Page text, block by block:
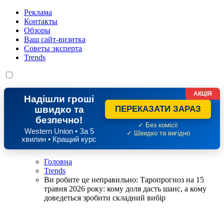
Реклама
Контакты
Обзоры
Ваш сайт-визитка
Советы эксперта
Trends
Надішли гроші
швидко та
безпечно!
Western Union • За 5
хвилин • Кращий курс
ПЕРЕКАЗАТИ ЗАРАЗ
✓ Без комісії
✓ Швидко та вигідно
АКЦІЯ
Головна
Trends
Ви робите це неправильно: Таропрогноз на 15
травня 2026 року: кому доля дасть шанс, а кому
доведеться зробити складний вибір